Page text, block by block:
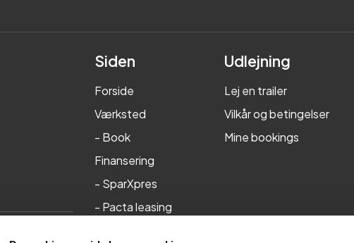
Siden
Forside
Værksted
- Book
Finansering
- SparXpres
- Pacta leasing
Udlejning
Lej en trailer
Vilkår og betingelser
Mine bookings